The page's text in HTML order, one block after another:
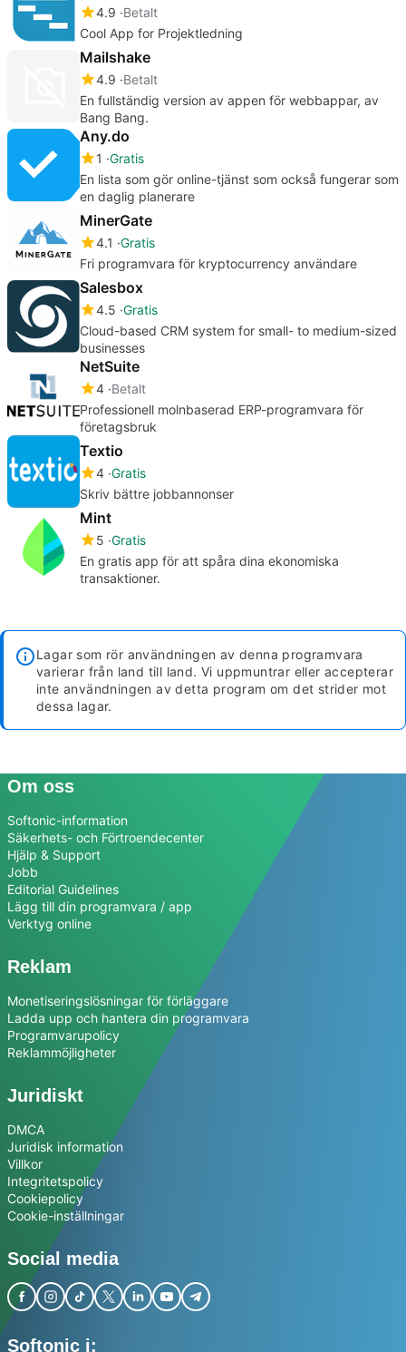
4.9 Betalt
Cool App for Projektledning
Mailshake
4.9 Betalt
En fullständig version av appen för webbappar, av
Bang Bang.
Any.do
1 Gratis
En lista som gör online-tjänst som också fungerar som
en daglig planerare
MinerGate
4.1 Gratis
Fri programvara för kryptocurrency användare
Salesbox
4.5 Gratis
Cloud-based CRM system for small- to medium-sized
businesses
NetSuite
4 Betalt
Professionell molnbaserad ERP-programvara för
företagsbruk
Textio
4 Gratis
Skriv bättre jobbannonser
Mint
5 Gratis
En gratis app för att spåra dina ekonomiska
transaktioner.
Lagar som rör användningen av denna programvara
varierar från land till land. Vi uppmuntrar eller accepterar
inte användningen av detta program om det strider mot
dessa lagar.
Om oss
Softonic-information
Säkerhets- och Förtroendecenter
Hjälp & Support
Jobb
Editorial Guidelines
Lägg till din programvara / app
Verktyg online
Reklam
Monetiseringslösningar för förläggare
Ladda upp och hantera din programvara
Programvarupolicy
Reklammöjligheter
Juridiskt
DMCA
Juridisk information
Villkor
Integritetspolicy
Cookiepolicy
Cookie-inställningar
Social media
Softonic i: